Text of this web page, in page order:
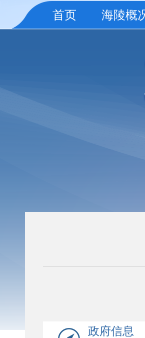
首页 海陵概
政府信息